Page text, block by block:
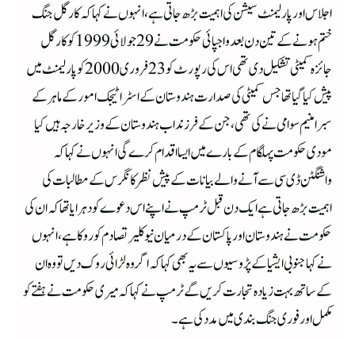
اجلاس اور پارلیمنٹ سیشن کی اہمیت بڑھ جاتی ہے، انہوں نے کہا کہ کارگل جنگ
ختم ہونے کے تین دن بعد واجپائی حکومت نے 29 جولائی 1999 کو کارگل
جائزہ کمیٹی تشکیل دی تھی اس کی رپورٹ کو 23 فروری 2000 کو پارلیمنٹ میں
پیش کیا گیا تھا جس کمیٹی کی صدارت ہندوستان کے اسٹرا ٹیجک امور کے ماہر کے
سبرا منیم سوامی نے کی تھی،جن کے فرزند اب ہندوستان کے وزیر خارجہ ہیں کیا
مودی حکومت پہلگام کے بارے میں ایسا اقدام کرے گی انہوں نے کہا کہ
واشنگٹن ڈی سی سے آنے والے بیانات کے پیش نظر کانگرس کے مطالبات کی
اہمیت بڑھ جاتی ہے ایک دن قبل ٹرمپ نے اپنے اس دعوے کو دہرایا تھا کہ ان کی
حکومت نے ہندوستان اور پاکستان کے درمیان نیو کلیر تصادم کو روکا ہے، انہوں
نے کہا جنوبی ایشیا کے پڑوسیوں سے یہ بھی کہا کہ اگر وہ لڑائی روک دیں تو وہ ان
کے ساتھ بہت زیادہ تجارت کریں گے ٹرمپ نے کہا کہ میری حکومت نے ہفتے کو
مکمل اور فوری جنگ بندی میں مدد کی ہے۔